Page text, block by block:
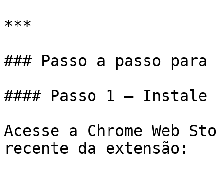
***
### Passo a passo para
#### Passo 1 — Instale
Acesse a Chrome Web
recente da extensão: